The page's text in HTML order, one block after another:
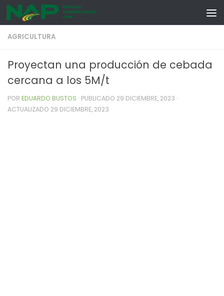
Skip to content
AGRICULTURA
Proyectan una producción de cebada
cercana a los 5M/t
POR EDUARDO BUSTOS · PUBLICADO 29 DICIEMBRE, 2023 ·
ACTUALIZADO 29 DICIEMBRE, 2023